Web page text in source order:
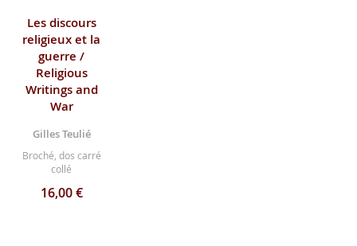
Les discours
religieux et la
guerre /
Religious
Writings and
War
Gilles Teulié
Broché, dos carré
collé
16,00 €